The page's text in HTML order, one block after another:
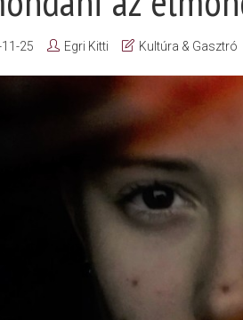
25 Egri Kitti Kultúra & Gasztró